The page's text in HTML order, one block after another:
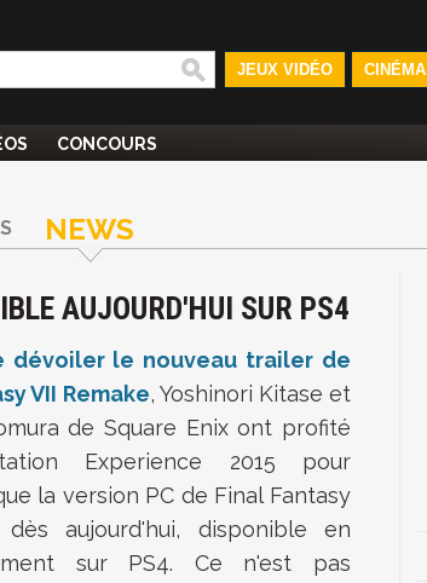
JEUX VIDÉO CINÉMA
CONCOURS
NEWS
AUJOURD'HUI SUR PS4
dévoiler le nouveau trailer de
VII Remake, Yoshinori Kitase et
de Square Enix ont profité
Experience 2015 pour
la version PC de Final Fantasy
aujourd'hui, disponible en
sur PS4. Ce n'est pas